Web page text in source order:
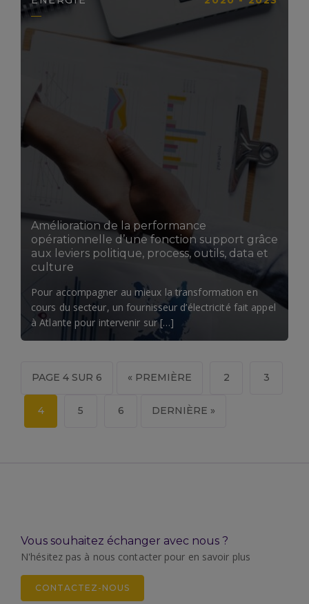
Amélioration de la performance
opérationnelle d’une fonction support grâce
aux leviers politique, process, outils, data et
culture​
Pour accompagner au mieux la transformation en
cours du secteur, un fournisseur d’électricité fait appel
à Atlante pour intervenir sur […]
PAGE 4 SUR 6 « PREMIÈRE 2 3
4 5 6 DERNIÈRE »
Vous souhaitez échanger avec nous ?
N'hésitez pas à nous contacter pour en savoir plus
CONTACTEZ-NOUS